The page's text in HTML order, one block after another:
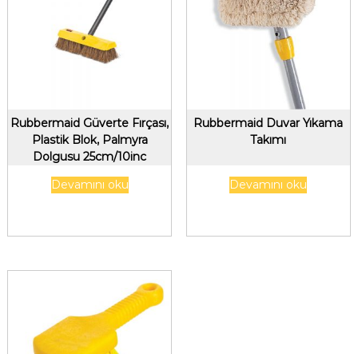
Rubbermaid Güverte Fırçası,
Plastik Blok, Palmyra
Dolgusu 25cm/10inc
Devamını oku
Rubbermaid Duvar Yıkama
Takımı
Devamını oku